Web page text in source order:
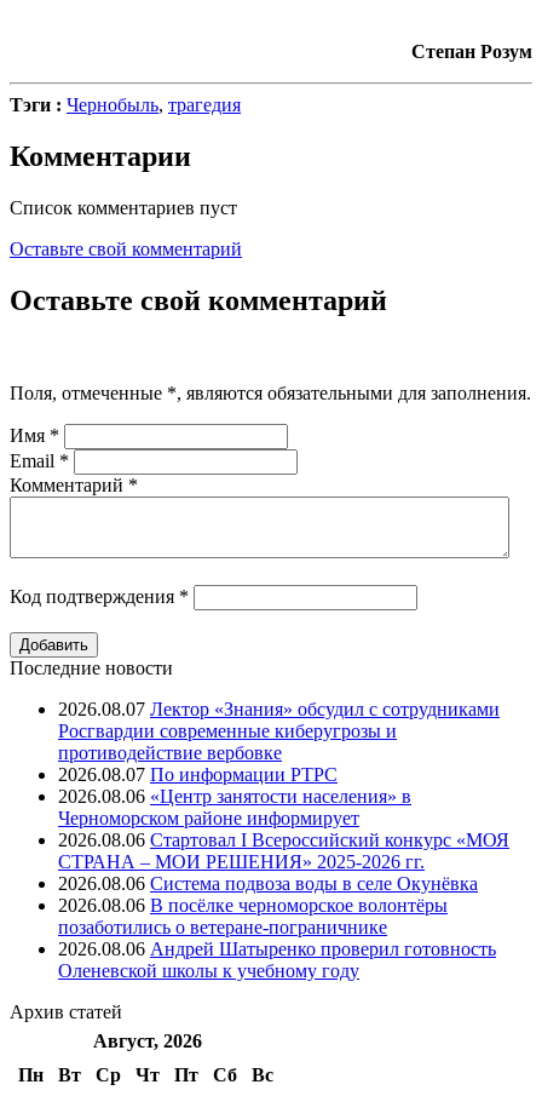
Степан Розум
Тэги : Чернобыль, трагедия
Комментарии
Список комментариев пуст
Оставьте свой комментарий
Оставьте свой комментарий
Поля, отмеченные *, являются обязательными для заполнения.
Имя *
Email *
Комментарий *
Код подтверждения *
Последние новости
2026.08.07 Лектор «Знания» обсудил с сотрудниками
Росгвардии современные киберугрозы и
противодействие вербовке
2026.08.07 ⁠По информации РТРС
2026.08.06 «Центр занятости населения» в
Черноморском районе информирует
2026.08.06 Стартовал I Всероссийский конкурс «МОЯ
СТРАНА – МОИ РЕШЕНИЯ» 2025-2026 гг.
2026.08.06 Система подвоза воды в селе Окунёвка
2026.08.06 В посёлке черноморское волонтёры
позаботились о ветеране-пограничнике
2026.08.06 Андрей Шатыренко проверил готовность
Оленевской школы к учебному году
Архив статей
Август, 2026
Пн
Вт Ср Чт Пт Cб
Вс